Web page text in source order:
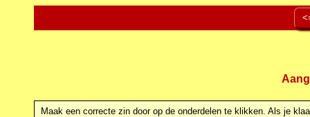
Maak een correcte zin door op de onderdelen te klikken. Als je